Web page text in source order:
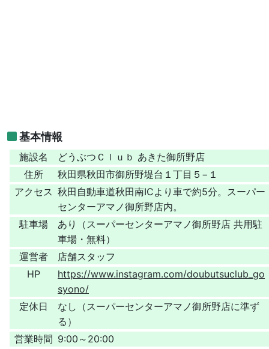
基本情報
施設名
どうぶつＣｌｕｂ あきた御所野店
住所
秋田県秋田市御所野堤台１丁目５−１
アクセス 秋田自動車道秋田南ICより車で約5分。スーパー
センターアマノ御所野店内。
駐車場
あり（スーパーセンターアマノ御所野店 共用駐
車場・無料）
運営者
店舗スタッフ
HP
https://www.instagram.com/doubutsuclub_go
syono/
定休日
なし（スーパーセンターアマノ御所野店に準ず
る）
営業時間 9:00～20:00